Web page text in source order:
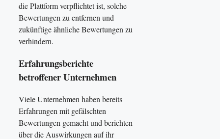
die Plattform verpflichtet ist, solche
Bewertungen zu entfernen und
zukünftige ähnliche Bewertungen zu
verhindern.
Erfahrungsberichte
betroffener Unternehmen
Viele Unternehmen haben bereits
Erfahrungen mit gefälschten
Bewertungen gemacht und berichten
über die Auswirkungen auf ihr